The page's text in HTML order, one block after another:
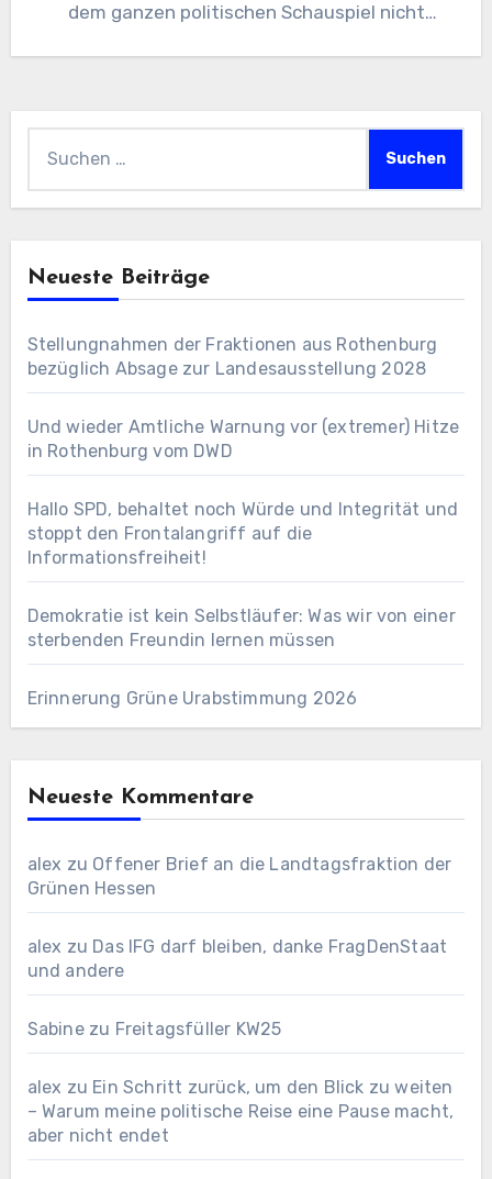
dem ganzen politischen Schauspiel nicht
Neueste Beiträge
Stellungnahmen der Fraktionen aus Rothenburg
bezüglich Absage zur Landesausstellung 2028
Und wieder Amtliche Warnung vor (extremer) Hitze
in Rothenburg vom DWD
Hallo SPD, behaltet noch Würde und Integrität und
stoppt den Frontalangriff auf die
Informationsfreiheit!
Demokratie ist kein Selbstläufer: Was wir von einer
sterbenden Freundin lernen müssen
Erinnerung Grüne Urabstimmung 2026
Neueste Kommentare
alex zu Offener Brief an die Landtagsfraktion der
Grünen Hessen
alex zu Das IFG darf bleiben, danke FragDenStaat
und andere
Sabinezu Freitagsfüller KW25
alex zu Ein Schritt zurück, um den Blick zu weiten
– Warum meine politische Reise eine Pause macht,
aber nicht endet